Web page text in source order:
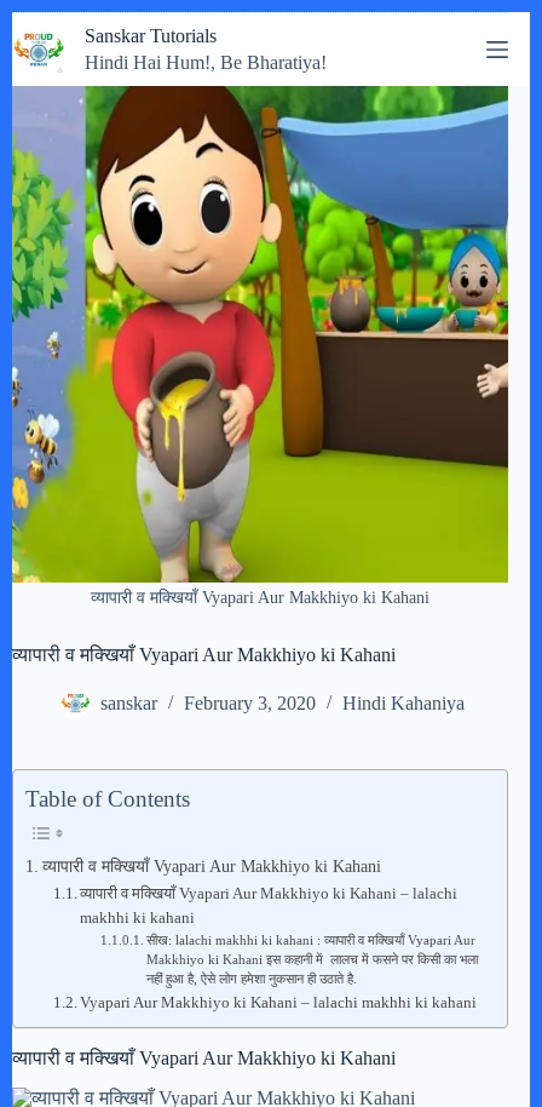
to
content
Sanskar Tutorials
Hindi Hai Hum!, Be Bharatiya!
व्यापारी व मक्खियाँ Vyapari Aur Makkhiyo ki Kahani
व्यापारी व मक्खियाँ Vyapari Aur Makkhiyo ki Kahani
sanskar February 3, 2020 Hindi Kahaniya
Table of Contents
व्यापारी व मक्खियाँ Vyapari Aur Makkhiyo ki Kahani
व्यापारी व मक्खियाँ Vyapari Aur Makkhiyo ki Kahani – lalachi
makhhi ki kahani
सीख: lalachi makhhi ki kahani : व्यापारी व मक्खियाँ Vyapari Aur
Makkhiyo ki Kahani इस कहानी में लालच में फसने पर किसी का भला
नहीं हुआ है, ऐसे लोग हमेशा नुकसान ही उठाते है.
Vyapari Aur Makkhiyo ki Kahani – lalachi makhhi ki kahani
व्यापारी व मक्खियाँ Vyapari Aur Makkhiyo ki Kahani